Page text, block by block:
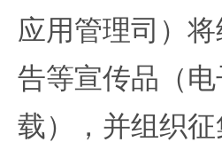
应用管理司）
告等宣传品（
载），并组织